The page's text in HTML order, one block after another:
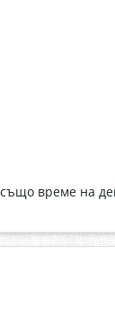
време на